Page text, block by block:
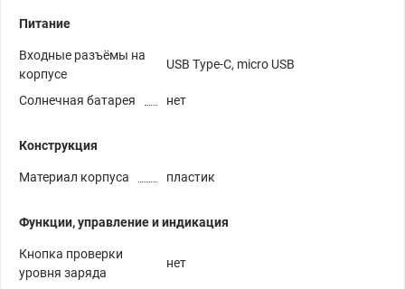
Питание
Входные разъёмы на
корпусе
USB Type-C, micro USB
Солнечная батарея нет
Конструкция
Материал корпуса пластик
Функции, управление и индикация
Кнопка проверки
уровня заряда
нет